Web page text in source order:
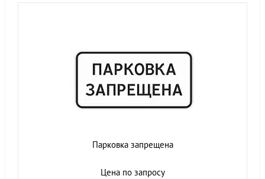
Парковка запрещена
Цена по запросу